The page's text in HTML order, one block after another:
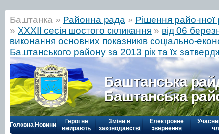
Баштанка » Районна рада » Рішення районної
» ХХХІІ сесія шостого скликання » від 06
виконання основних показників соціально-
Баштанського району за 2013 рік та їх
Баштанська
Баштанська
Головна Новини
Герої не
вмирають
Зміни в
законодавстві
Електронне
звернення